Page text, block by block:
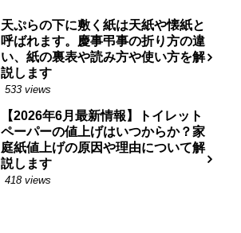
天ぷらの下に敷く紙は天紙や懐紙と
呼ばれます。慶事弔事の折り方の違
い、紙の裏表や読み方や使い方を解
説します
533 views
【2026年6月最新情報】トイレット
ペーパーの値上げはいつからか？家
庭紙値上げの原因や理由について解
説します
418 views